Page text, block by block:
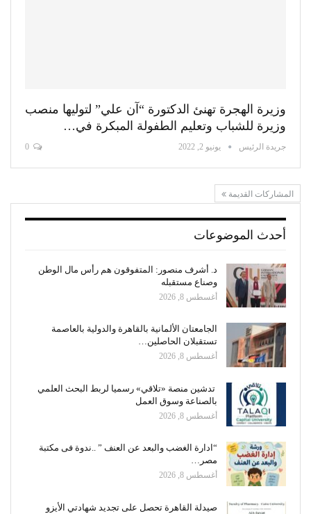
وزيرة الهجرة تهنئ الدكتورة “آن علي” لتوليها منصب
وزيرة للشباب وتعليم الطفولة المبكرة في…
جريدة الرئيس يونيو 2, 2022
المشاركات القديمة
أحدث الموضوعات
د. أشرف منصور: المتفوقون هم رأس مال الوطن
وصناع مستقبله
أغسطس 8, 2026
الجامعتان الألمانية بالقاهرة والدولية بالعاصمة
تستقبلان الحاصلين…
أغسطس 8, 2026
تدشين منصة «تلاقي» رسميا لربط البحث العلمي
بالصناعة وسوق العمل
أغسطس 8, 2026
“ادارة الغضب والبعد عن العنف ” ..ندوة فى مكتبة
مصر…
أغسطس 8, 2026
صيدلة القاهرة تحصل على تجديد شهادتي الأيزو